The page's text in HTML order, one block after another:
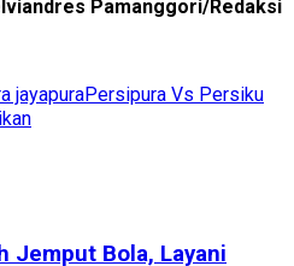
Pamanggori/Redaksi
jayapuraPersipura Vs Persiku
Jemput Bola, Layani